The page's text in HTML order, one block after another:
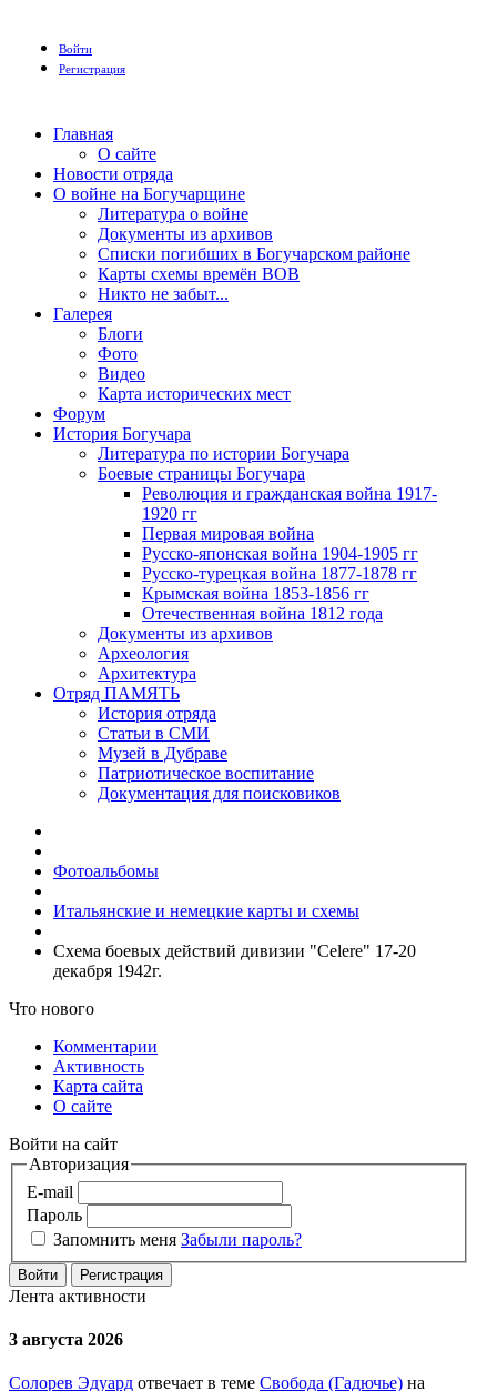
Войти
Регистрация
Главная
О сайте
Новости отряда
О войне на Богучарщине
Литература о войне
Документы из архивов
Списки погибших в Богучарском районе
Карты схемы времён ВОВ
Никто не забыт...
Галерея
Блоги
Фото
Видео
Карта исторических мест
Форум
История Богучара
Литература по истории Богучара
Боевые страницы Богучара
Революция и гражданская война 1917-
1920 гг
Первая мировая война
Русско-японская война 1904-1905 гг
Русско-турецкая война 1877-1878 гг
Крымская война 1853-1856 гг
Отечественная война 1812 года
Документы из архивов
Археология
Архитектура
Отряд ПАМЯТЬ
История отряда
Статьи в СМИ
Музей в Дубраве
Патриотическое воспитание
Документация для поисковиков
Фотоальбомы
Итальянские и немецкие карты и схемы
Схема боевых действий дивизии "Celere" 17-20
декабря 1942г.
Что нового
Комментарии
Активность
Карта сайта
О сайте
Войти на сайт
Авторизация
E-mail
Пароль
Запомнить меня Забыли пароль?
Войти Регистрация
Лента активности
3 августа 2026
Солорев Эдуард отвечает в теме Свобода (Гадючье) на